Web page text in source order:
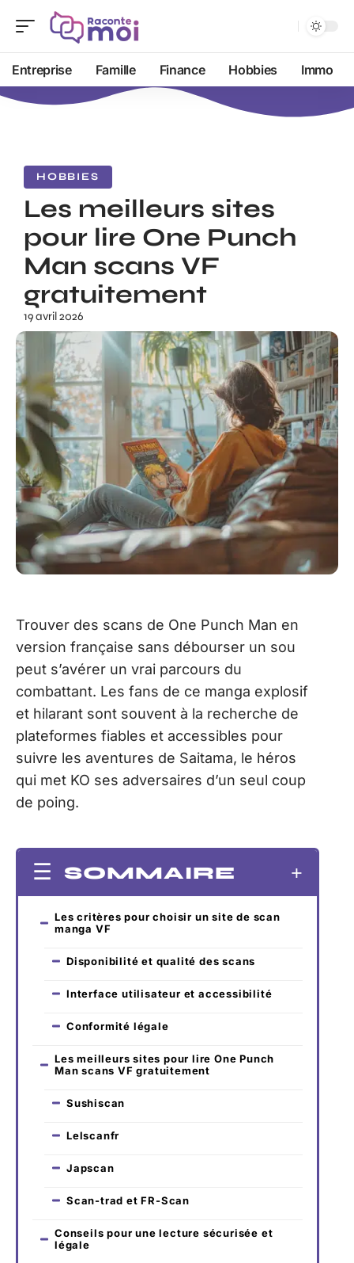
Entreprise Famille Finance Hobbies Immo
HOBBIES
Les meilleurs sites
pour lire One Punch
Man scans VF
gratuitement
19 avril 2026
Trouver des scans de One Punch Man en
version française sans débourser un sou
peut s’avérer un vrai parcours du
combattant. Les fans de ce manga explosif
et hilarant sont souvent à la recherche de
plateformes fiables et accessibles pour
suivre les aventures de Saitama, le héros
qui met KO ses adversaires d’un seul coup
de poing.
SOMMAIRE
Les critères pour choisir un site de scan
manga VF
Disponibilité et qualité des scans
Interface utilisateur et accessibilité
Conformité légale
Les meilleurs sites pour lire One Punch
Man scans VF gratuitement
Sushiscan
Lelscanfr
Japscan
Scan-trad et FR-Scan
Conseils pour une lecture sécurisée et
légale